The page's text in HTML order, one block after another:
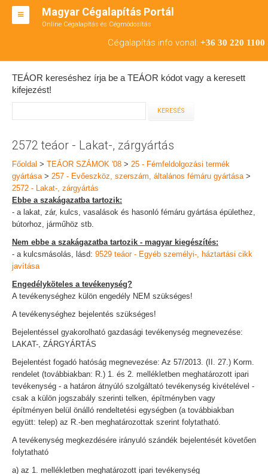
Magyar Cégalapítás Portál
Online Cégalapítás és Cégmódosítás
Cégalapítás info vonal: +36 30 220 1100
BT ALAPÍTÁS
RT ALAPÍTÁS
TEÁOR SZÁMOK '08
ENGEDÉLYKÖTELES
KAPCSOLAT
TEÁOR kereséshez írja be a TEÁOR kódot vagy a keresett
kifejezést!
2572 teáor - Lakat-, zárgyártás
Főoldal > TEÁOR SZÁMOK '08 > 25 - Fémfeldolgozási termék
gyártása> 257 - Evőeszköz, szerszám, általános fémáru gyártása>
2572 - Lakat-, zárgyártás
Ebbe a szakágazatba tartozik:
- a lakat, zár, kulcs, vasalások és hasonló fémáru gyártása épülethez,
bútorhoz, járműhöz stb.
Nem ebbe a szakágazatba tartozik - magyar kiegészítés:
- a kulcsmásolás, lásd: 9529 teáor - Egyéb személyi-, háztartási cikk
javítása
Engedélyköteles a tevékenység?
A tevékenységhez külön engedély NEM szükséges!
A tevékenységhez bejelentés szükséges!
Bejelentéssel gyakorolható gazdasági tevékenység megnevezése:
LAKAT-, ZÁRGYÁRTÁS
Bejelentést fogadó hatóság megnevezése: Az 57/2013. (II. 27.) Korm.
rendelet (továbbiakban: R.) 1. és 2. mellékletben meghatározott ipari
tevékenység - a határon átnyúló szolgáltató tevékenység kivételével -
csak a külön jogszabály szerinti telken, építményben vagy
építményen belül önálló rendeltetési egységben (a továbbiakban
együtt: telep) az R.-ben meghatározottak szerint folytatható.
A tevékenység megkezdésére irányuló szándék bejelentését követően
folytatható
a) az 1. mellékletben meghatározott ipari tevékenység